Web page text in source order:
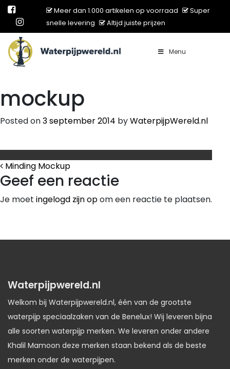
Meer dan 1.000 artikelen op voorraad
Super
snelle levering
Altijd juiste prijzen
Main Navigation Menu
mockup
Posted on3 september 2014 byWaterpijpWereld.nl
Bericht Navigatie
Minding Mockup
Geef een reactie
Je moet ingelogd zijn opom een reactie te plaatsen.
Waterpijpwereld.nl
Welkom bij Waterpijpwereld.nl, één van de grootste
waterpijp speciaalzaken van de Benelux! Wij leveren bijna
alle soorten waterpijp merken. We leveren onder andere
Khalil Mamoon deze merken staan bekend als de beste
merken onder de waterpijpen.